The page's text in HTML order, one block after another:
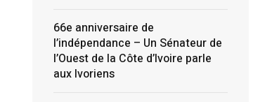
66e anniversaire de
l’indépendance – Un Sénateur de
l’Ouest de la Côte d’Ivoire parle
aux Ivoriens